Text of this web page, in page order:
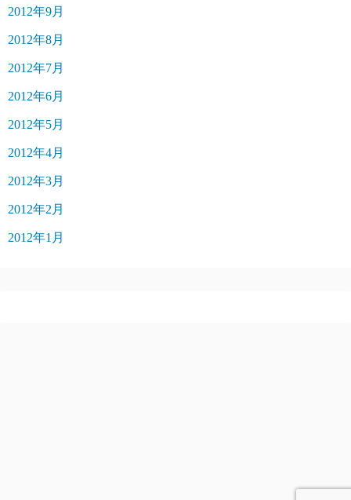
2012年9月
2012年8月
2012年7月
2012年6月
2012年5月
2012年4月
2012年3月
2012年2月
2012年1月